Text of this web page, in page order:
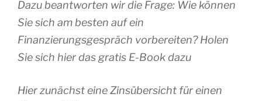
Dazu beantworten wir die Frage: Wie können
Sie sich am besten auf ein
Finanzierungsgespräch vorbereiten? Holen
Sie sich hier das gratis E-Book dazu
Hier zunächst eine Zinsübersicht für einen